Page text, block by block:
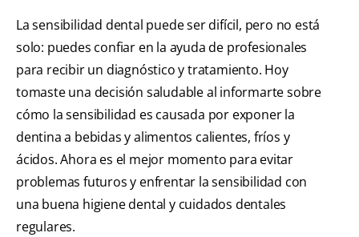
La sensibilidad dental puede ser difícil, pero no está
solo: puedes confiar en la ayuda de profesionales
para recibir un diagnóstico y tratamiento. Hoy
tomaste una decisión saludable al informarte sobre
cómo la sensibilidad es causada por exponer la
dentina a bebidas y alimentos calientes, fríos y
ácidos. Ahora es el mejor momento para evitar
problemas futuros y enfrentar la sensibilidad con
una buena higiene dental y cuidados dentales
regulares.